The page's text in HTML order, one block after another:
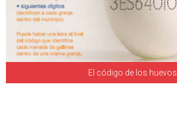
El código de los huevos